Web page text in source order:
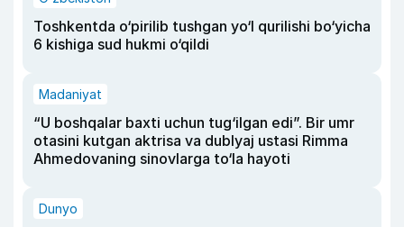
Toshkentda o‘pirilib tushgan yo‘l qurilishi bo‘yicha
6 kishiga sud hukmi o‘qildi
Madaniyat
“U boshqalar baxti uchun tug‘ilgan edi”. Bir umr
otasini kutgan aktrisa va dublyaj ustasi Rimma
Ahmedovaning sinovlarga to‘la hayoti
Dunyo